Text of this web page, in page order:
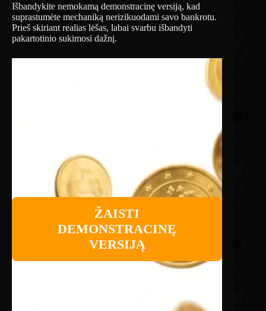
Išbandykite nemokamą demonstracinę versiją, kad
suprastumėte mechaniką nerizikuodami savo bankrotu.
Prieš skiriant realias lėšas, labai svarbu išbandyti
pakartotinio sukimosi dažnį.
ŽAISTI
DEMONSTRACINĘ
VERSIJĄ